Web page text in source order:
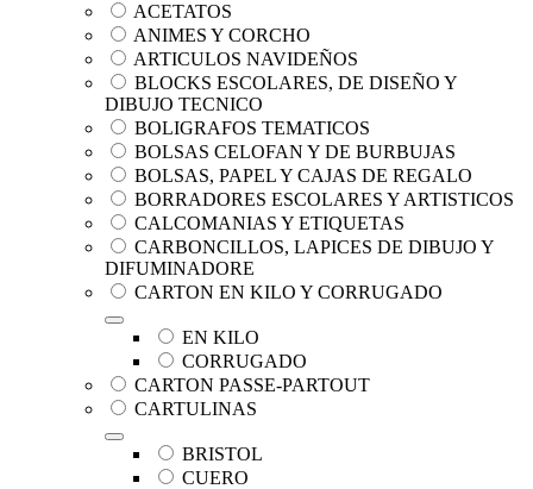
ACETATOS
ANIMES Y CORCHO
ARTICULOS NAVIDEÑOS
BLOCKS ESCOLARES, DE DISEÑO Y
DIBUJO TECNICO
BOLIGRAFOS TEMATICOS
BOLSAS CELOFAN Y DE BURBUJAS
BOLSAS, PAPEL Y CAJAS DE REGALO
BORRADORES ESCOLARES Y ARTISTICOS
CALCOMANIAS Y ETIQUETAS
CARBONCILLOS, LAPICES DE DIBUJO Y
DIFUMINADORE
CARTON EN KILO Y CORRUGADO
EN KILO
CORRUGADO
CARTON PASSE-PARTOUT
CARTULINAS
BRISTOL
CUERO